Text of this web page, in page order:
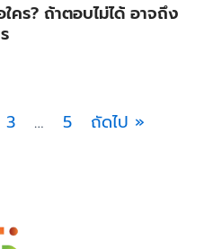
คร? ถ้าตอบไม่ได้ อาจถึง
3 … 5 ถัดไป »